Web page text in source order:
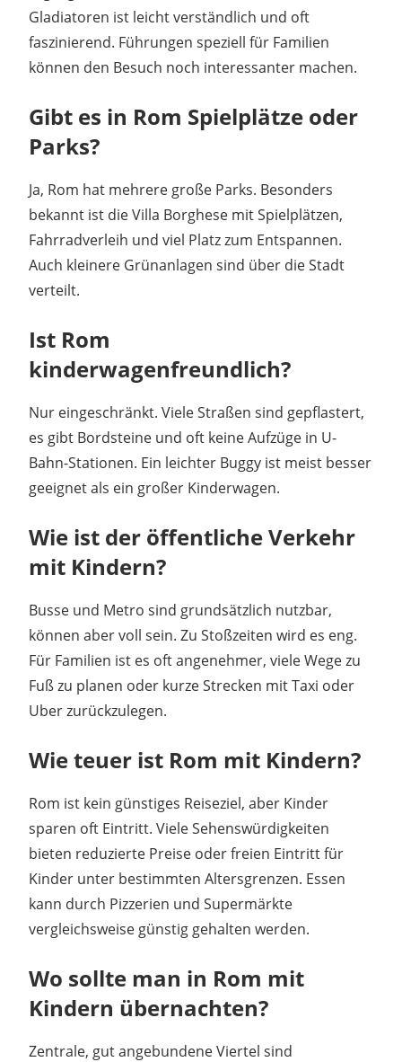
Gladiatoren ist leicht verständlich und oft
faszinierend. Führungen speziell für Familien
können den Besuch noch interessanter machen.
Gibt es in Rom Spielplätze oder
Parks?
Ja, Rom hat mehrere große Parks. Besonders
bekannt ist die Villa Borghese mit Spielplätzen,
Fahrradverleih und viel Platz zum Entspannen.
Auch kleinere Grünanlagen sind über die Stadt
verteilt.
Ist Rom
kinderwagenfreundlich?
Nur eingeschränkt. Viele Straßen sind gepflastert,
es gibt Bordsteine und oft keine Aufzüge in U-
Bahn-Stationen. Ein leichter Buggy ist meist besser
geeignet als ein großer Kinderwagen.
Wie ist der öffentliche Verkehr
mit Kindern?
Busse und Metro sind grundsätzlich nutzbar,
können aber voll sein. Zu Stoßzeiten wird es eng.
Für Familien ist es oft angenehmer, viele Wege zu
Fuß zu planen oder kurze Strecken mit Taxi oder
Uber zurückzulegen.
Wie teuer ist Rom mit Kindern?
Rom ist kein günstiges Reiseziel, aber Kinder
sparen oft Eintritt. Viele Sehenswürdigkeiten
bieten reduzierte Preise oder freien Eintritt für
Kinder unter bestimmten Altersgrenzen. Essen
kann durch Pizzerien und Supermärkte
vergleichsweise günstig gehalten werden.
Wo sollte man in Rom mit
Kindern übernachten?
Zentrale, gut angebundene Viertel sind